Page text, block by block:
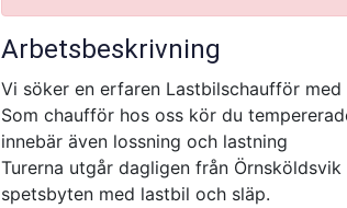
Arbetsbeskrivning
Vi söker en erfaren Lastbilschaufför
Som chaufför hos oss kör du
innebär även lossning och lastning
Turerna utgår dagligen från
spetsbyten med lastbil och släp.